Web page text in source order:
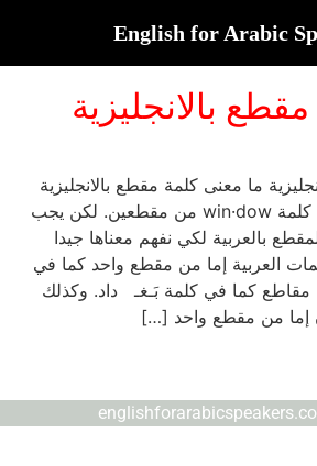
بالانجليزية
ما معنى كلمة مقطع بالانجليزية
syllable سلبل تتكون كلمة win·dow من مقطعين. لكن يجب
بالعربية لكي نفهم معناها جيدا
العربية إما من مقطع واحد كما في
كما في كلمة بَـغـ داد. وكذلك
إما من مقطع واحد […]
English for Arabic